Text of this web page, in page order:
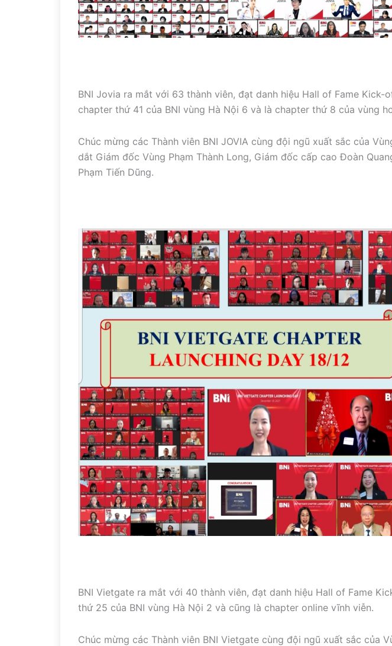
BNI Jovia ra mắt với 63 thành viên, đạt danh hiệu Hall of Fame Kick-
chapter thứ 41 của BNI vùng Hà Nội 6 và là chapter thứ 8 của vùng
Chúc mừng các Thành viên BNI JOVIA cùng đội ngũ xuất sắc của
dắt Giám đốc Vùng Phạm Thành Long, Giám đốc cấp cao Đoàn
Phạm Tiến Dũng.
BNI Vietgate ra mắt với 40 thành viên, đạt danh hiệu Hall of Fame
thứ 25 của BNI vùng Hà Nội 2 và cũng là chapter online vĩnh viễn.
Chúc mừng các Thành viên BNI Vietgate cùng đội ngũ xuất sắc của